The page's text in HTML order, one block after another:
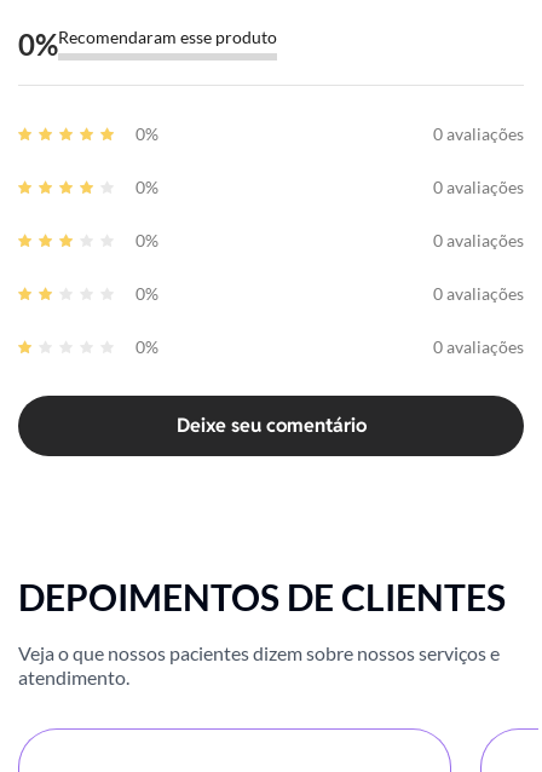
0%Recomendaram esse produto
0% 0 avaliações
0% 0 avaliações
0% 0 avaliações
0% 0 avaliações
0% 0 avaliações
Deixe seu comentário
DEPOIMENTOS DE CLIENTES
Veja o que nossos pacientes dizem sobre nossos serviços e
atendimento.